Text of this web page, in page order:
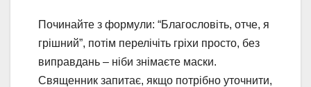
Починайте з формули: “Благословіть, отче, я
грішний”, потім перелічіть гріхи просто, без
виправдань – ніби знімаєте маски.
Священник запитає, якщо потрібно уточнити,